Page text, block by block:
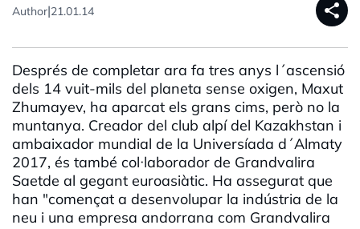
Author|21.01.14 share
Després de completar ara fa tres anys l´ascensió
dels 14 vuit-mils del planeta sense oxigen, Maxut
Zhumayev, ha aparcat els grans cims, però no la
muntanya. Creador del club alpí del Kazakhstan i
ambaixador mundial de la Universíada d´Almaty
2017, és també col·laborador de Grandvalira
Saetde al gegant euroasiàtic. Ha assegurat que
han "començat a desenvolupar la indústria de la
neu i una empresa andorrana com Grandvalira